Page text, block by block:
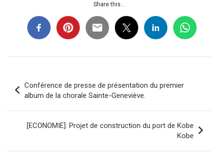
Share this...
de
l’article
Conférence de presse de présentation du premier
album de la chorale Sainte-Geneviève.
[ECONOMIE]: Projet de construction du port de Kobe
Kobe